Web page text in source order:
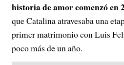
historia de amor comenzó en
que Catalina atravesaba una
primer matrimonio con Luis
poco más de un año.